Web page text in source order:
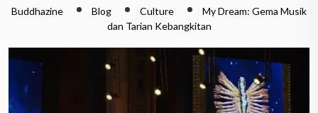
Buddhazine Blog Culture
My Dream: Gema Musik
dan Tarian Kebangkitan